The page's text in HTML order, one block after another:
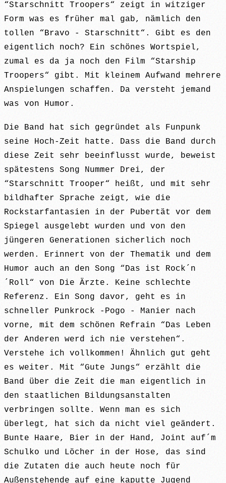
“Starschnitt Troopers“ zeigt in witziger
Form was es früher mal gab, nämlich den
tollen “Bravo - Starschnitt“. Gibt es den
eigentlich noch? Ein schönes Wortspiel,
zumal es da ja noch den Film “Starship
Troopers“ gibt. Mit kleinem Aufwand mehrere
Anspielungen schaffen. Da versteht jemand
was von Humor.
Die Band hat sich gegründet als Funpunk
seine Hoch-Zeit hatte. Dass die Band durch
diese Zeit sehr beeinflusst wurde, beweist
spätestens Song Nummer Drei, der
“Starschnitt Trooper“ heißt, und mit sehr
bildhafter Sprache zeigt, wie die
Rockstarfantasien in der Pubertät vor dem
Spiegel ausgelebt wurden und von den
jüngeren Generationen sicherlich noch
werden. Erinnert von der Thematik und dem
Humor auch an den Song “Das ist Rock´n
´Roll“ von Die Ärzte. Keine schlechte
Referenz. Ein Song davor, geht es in
schneller Punkrock -Pogo - Manier nach
vorne, mit dem schönen Refrain “Das Leben
der Anderen werd ich nie verstehen“.
Verstehe ich vollkommen! Ähnlich gut geht
es weiter. Mit “Gute Jungs“ erzählt die
Band über die Zeit die man eigentlich in
den staatlichen Bildungsanstalten
verbringen sollte. Wenn man es sich
überlegt, hat sich da nicht viel geändert.
Bunte Haare, Bier in der Hand, Joint auf´m
Schulko und Löcher in der Hose, das sind
die Zutaten die auch heute noch für
Außenstehende auf eine kaputte Jugend